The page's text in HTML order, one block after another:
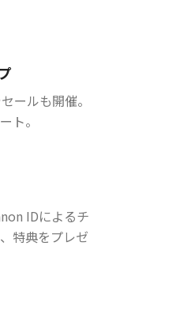
ールも開催。
ト。
IDによるチ
特典をプレゼ